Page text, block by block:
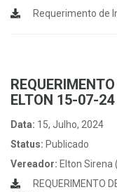
Requerimento de
ELTON 15-07-24
Data: 15, Julho, 2024
Status: Publicado
Vereador: Elton Sirena
REQUERIMENTO